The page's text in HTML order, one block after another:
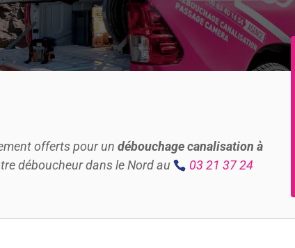
offerts pour un débouchage canalisation à
déboucheur dans le Nord au
03 21 37 24